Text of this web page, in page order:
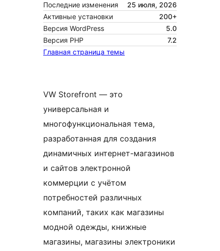
Последние изменения
25 июля, 2026
Активные установки
200+
Версия WordPress
5.0
Версия PHP
7.2
Главная страница темы
VW Storefront — это
универсальная и
многофункциональная тема,
разработанная для создания
динамичных интернет-магазинов
и сайтов электронной
коммерции с учётом
потребностей различных
компаний, таких как магазины
модной одежды, книжные
магазины, магазины электроники